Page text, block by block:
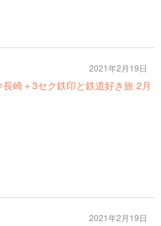
＋3セク鉄印と鉄道好き旅 2月
2021年2月19日
2021年2月19日